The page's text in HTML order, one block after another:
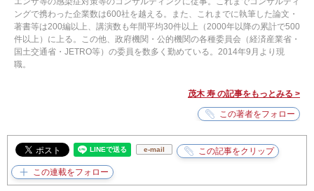
ングで携わった企業数は600社を越える。また、これまでに執筆した論文・
著書等は200編以上、講演数も年間平均30件以上（2000年以降の累計で500
件以上）に上る。この他、政府機関・公的機関の各種委員会（経済産業省・
国土交通省・JETRO等）の委員を数多く勤めている。2014年9月より現
職。
茂木 寿 の記事をもっとみる >
e-mail